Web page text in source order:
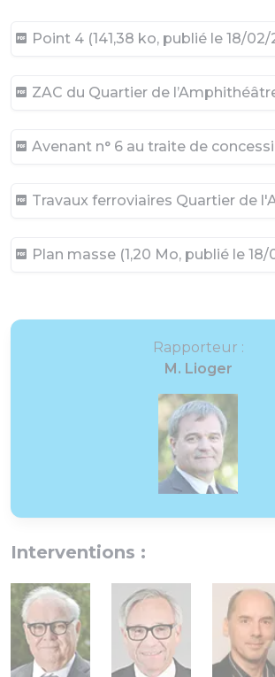
Point 4 (141,38 ko, publié le 18/02/
ZAC du Quartier de
Avenant n° 6 au traite de
Travaux ferroviaires Quartier de
Plan masse (1,20 Mo, publié le 18/
Rapporteur :
M. Lioger
Interventions :